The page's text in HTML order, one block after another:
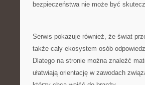
bezpieczeństwa nie może być
Serwis pokazuje również, że świat
także cały ekosystem osób
Dlatego na stronie można znaleźć
ułatwiają orientację w zawodach